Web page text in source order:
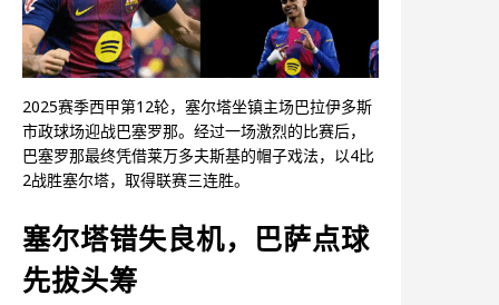
2025赛季西甲第12轮，塞尔塔坐镇主场巴拉伊多斯
市政球场迎战巴塞罗那。经过一场激烈的比赛后，
巴塞罗那最终凭借莱万多夫斯基的帽子戏法，以4比
2战胜塞尔塔，取得联赛三连胜。
塞尔塔错失良机，巴萨点球
先拔头筹